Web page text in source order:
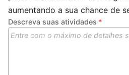
aumentando a sua chance de
Descreva suas atividades